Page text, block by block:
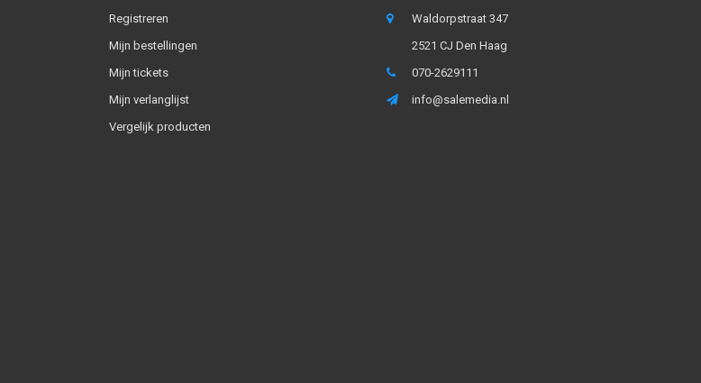
Registreren
Mijn bestellingen
Mijn tickets
Mijn verlanglijst
Vergelijk producten
Waldorpstraat 347
2521 CJ Den Haag
070-2629111
info@salemedia.nl